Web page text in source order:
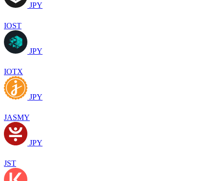
JPY
IOST
JPY
IOTX
JPY
JASMY
JPY
JST